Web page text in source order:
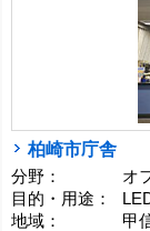
柏崎市庁舎
分野：
オ
目的・用途：
地域：
甲